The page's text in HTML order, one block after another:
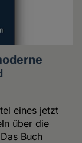
eines jetzt
über die
Buch